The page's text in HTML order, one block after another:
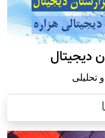
دیجیتال
تحلیلی